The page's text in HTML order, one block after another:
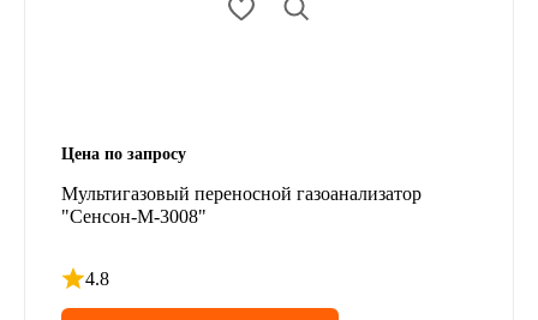
Цена по запросу
Мультигазовый переносной газоанализатор
"Сенсон-М-3008"
4.8
Рейтинг 4.8 из 5